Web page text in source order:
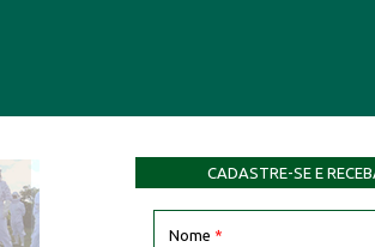
CADASTRE-SE E
Nome *